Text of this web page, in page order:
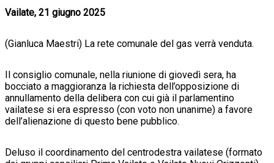
Vailate, 21 giugno 2025
(Gianluca Maestri) La rete comunale del gas verrà venduta.
Il consiglio comunale, nella riunione di giovedì sera, ha
bocciato a maggioranza la richiesta dell’opposizione di
annullamento della delibera con cui già il parlamentino
vailatese si era espresso (con voto non unanime) a favore
dell’alienazione di questo bene pubblico.
Deluso il coordinamento del centrodestra vailatese (formato